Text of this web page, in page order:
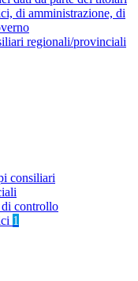
di amministrazione, di
regionali/provinciali
consiliari
controllo
1